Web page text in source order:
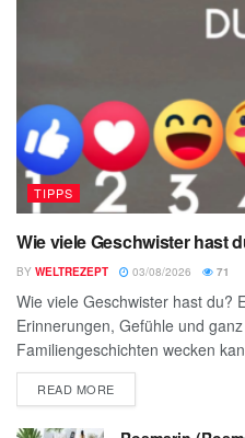
TIPPS
Wie viele Geschwister hast
BY WELTREZEPT 03/08/2026 71
Wie viele Geschwister hast du?
Erinnerungen, Gefühle und
Familiengeschichten wecken
READ MORE